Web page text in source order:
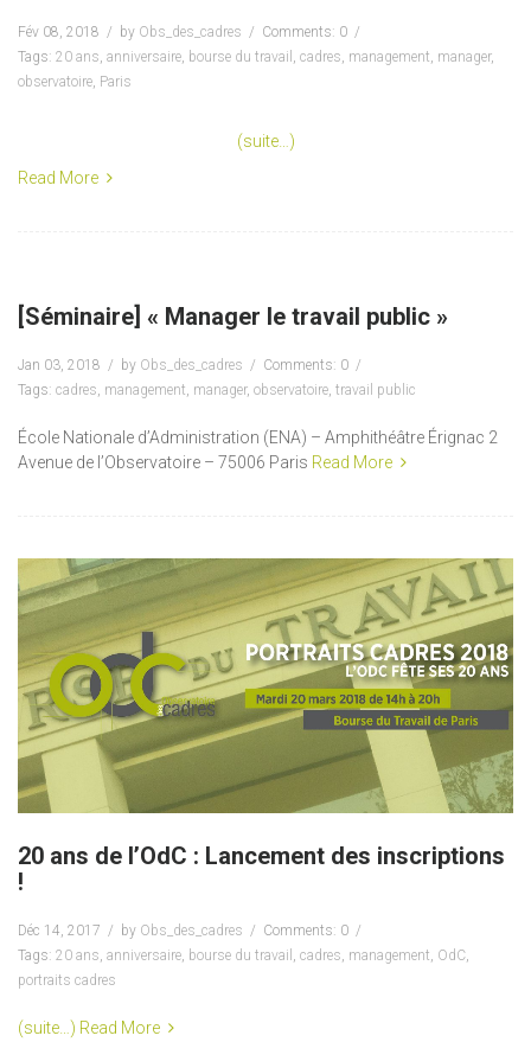
Fév 08, 2018 by Obs_des_cadres
Comments: 0
Tags: 20 ans, anniversaire, bourse du travail , cadres, management, manager,
observatoire, Paris
(suite…)
Read More
[Séminaire] « Manager le travail public »
Jan 03, 2018 by Obs_des_cadres
Comments: 0
Tags: cadres, management, manager, observatoire, travail public
École Nationale d’Administration (ENA) – Amphithéâtre Érignac 2
Avenue de l’Observatoire – 75006 Paris Read More
20 ans de l’OdC : Lancement des inscriptions
!
Déc 14, 2017 by Obs_des_cadres
Comments: 0
Tags: 20 ans anniversaire bourse du travail cadres management OdC
portraits cadres
(suite…) Read More